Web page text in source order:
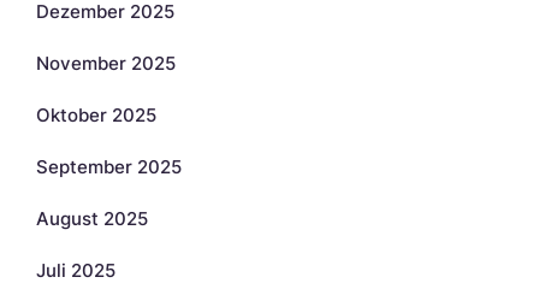
Dezember 2025
November 2025
Oktober 2025
September 2025
August 2025
Juli 2025